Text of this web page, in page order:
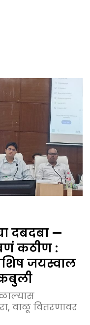
दबदबा —
कठीण :
जयस्वाल
कबुली
वाळू वितरणावर